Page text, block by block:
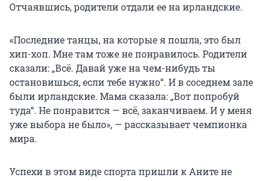
Отчаявшись, родители отдали ее на ирландские.
«Последние танцы, на которые я пошла, это был
хип-хоп. Мне там тоже не понравилось. Родители
сказали: „Всё. Давай уже на чем-нибудь ты
остановишься, если тебе нужно“. И в соседнем зале
были ирландские. Мама сказала: „Вот попробуй
туда“. Не понравится — всё, заканчиваем. И у меня
уже выбора не было», — рассказывает чемпионка
мира.
Успехи в этом виде спорта пришли к Аните не